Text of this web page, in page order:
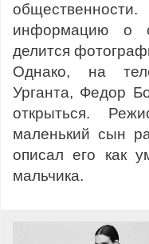
информацию о
делится
Однако, на
Урганта, Федор
открыться.
маленький сын
описал его как
мальчика.